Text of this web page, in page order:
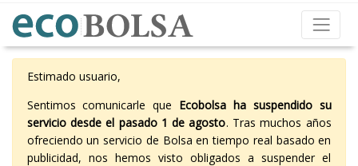
Estimado usuario,
Sentimos comunicarle que Ecobolsa ha suspendido su
servicio desde el pasado 1 de agosto. Tras muchos años
ofreciendo un servicio de Bolsa en tiempo real basado en
publicidad, nos hemos visto obligados a suspender el